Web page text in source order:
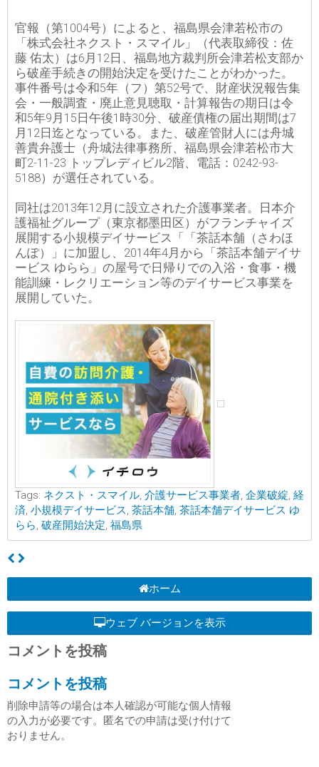
官報（第1004号）によると、福島県会津若松市の
「株式会社ネクスト・スマイル」（代表取締役：佐
藤 佑太）は6月12日、福島地方裁判所会津若松支部か
ら破産手続きの開始決定を受けたことがわかった。
事件番号は令和5年（フ）第52号で、財産状況報告集
会・一般調査・廃止意見聴取・計算報告の期日は令
和5年9月15日午後1時30分、破産債権の届出期間は7
月12日迄となっている。また、破産管財人には舟城
善貴弁護士（舟城法律事務所、福島県会津若松市大
町2-11-23 トップレディビル2階、電話：0242-93-
5188）が選任されている。
同社は2013年12月に設立された介護事業者。日本介
護福祉グループ（東京都墨田区）がフランチャイズ
展開する小規模デイサービス「「茶話本舗（さわほ
んぽ）」に加盟し、2014年4月から「茶話本舗デイサ
ービス ゆらら」の屋号で日帰りでの入浴・食事・機
能訓練・レクリエーション等のデイサービス事業を
展開していた。
Tags: ネクスト・スマイル, 介護サービス事業者, 企業破綻, 経
済, 小規模デイサービス, 茶話本舗, 茶話本舗デイサービス ゆ
らら, 破産開始決定, 福島県
ホーム
ウェブ バージョンを表示
コメントを投稿
コメントを投稿
削除申請等の場合は本人確認が可能な個人情報
の入力が必要です。匿名での申請は受け付けて
おりません。